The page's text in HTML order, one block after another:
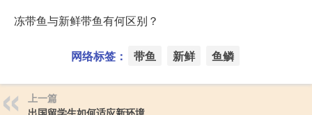
冻带鱼与新鲜带鱼有何区别？
网络标签： 带鱼 新鲜 鱼鳞
上一篇
出国留学生如何适应新环境